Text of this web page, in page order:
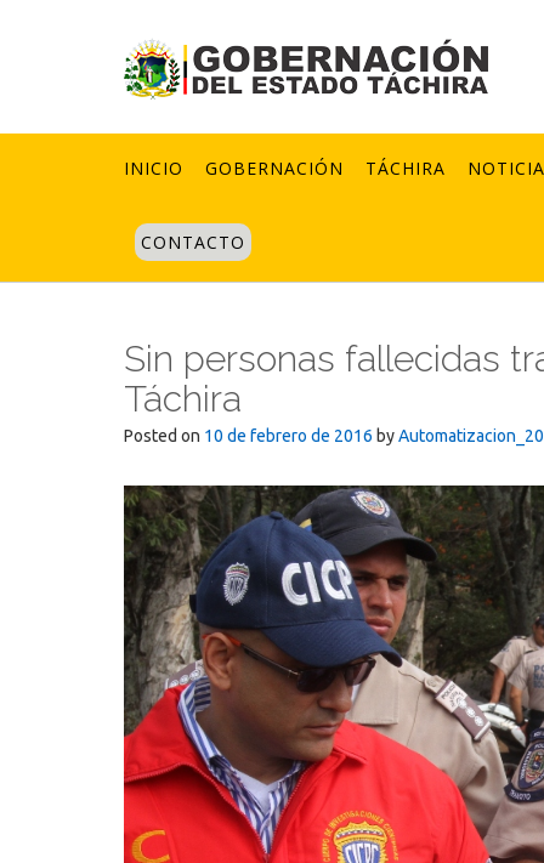
INICIO GOBERNACIÓN TÁCHIRA
CONTACTO
Sin personas fallecidas
Táchira
Posted on 10 de febrero de 2016 by